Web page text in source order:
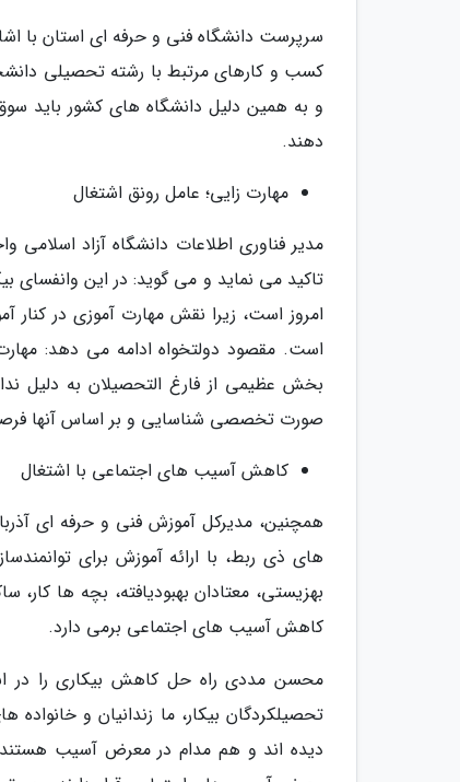
سرپرست دانشگاه فنی و حرفه ای استان با
کسب و کارهای مرتبط با رشته تحصیلی
و به همین دلیل دانشگاه های کشور باید
دهند.
مهارت زایی؛ عامل رونق اشتغال
مدیر فناوری اطلاعات دانشگاه آزاد
تاکید می نماید و می گوید: در این وانفسای
امروز است، زیرا نقش مهارت آموزی در کنار
است. مقصود دولتخواه ادامه می دهد:
بخش عظیمی از فارغ التحصیلان به دلیل
صورت تخصصی شناسایی و بر اساس آنها فرصت
کاهش آسیب های اجتماعی با اشتغال
همچنین، مدیرکل آموزش فنی و حرفه ای
های ذی ربط، با ارائه آموزش برای
بهزیستی، معتادان بهبودیافته، بچه ها
کاهش آسیب های اجتماعی برمی دارد.
محسن مددی راه حل کاهش بیکاری را در
تحصیلکردگان بیکار، ما زندانیان و خانواده
دیده اند و هم مدام در معرض آسیب